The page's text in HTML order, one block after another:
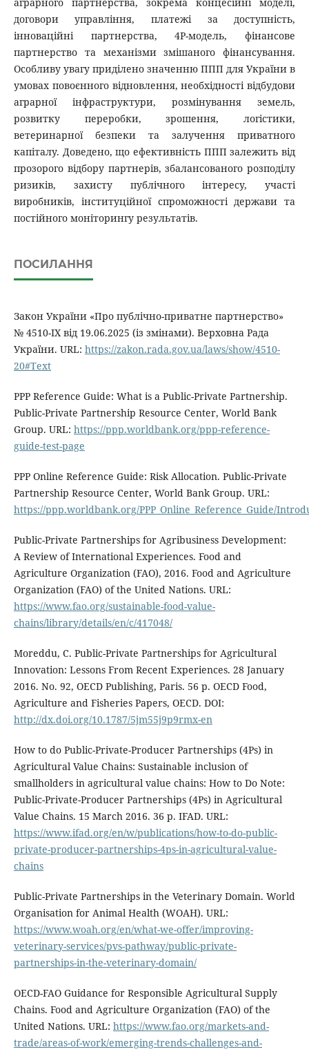
договори управління, платежі за доступність,
інноваційні партнерства, 4P-модель, фінансове
партнерство та механізми змішаного фінансування.
Особливу увагу приділено значенню ППП для України в
умовах повоєнного відновлення, необхідності відбудови
аграрної інфраструктури, розмінування земель,
розвитку переробки, зрошення, логістики,
ветеринарної безпеки та залучення приватного
капіталу. Доведено, що ефективність ППП залежить від
прозорого відбору партнерів, збалансованого розподілу
ризиків, захисту публічного інтересу, участі
виробників, інституційної спроможності держави та
постійного моніторингу результатів.
ПОСИЛАННЯ
Закон України «Про публічно-приватне партнерство»
№ 4510-IX від 19.06.2025 (із змінами). Верховна Рада
України. URL: https://zakon.rada.gov.ua/laws/show/4510-
20#Text
PPP Reference Guide: What is a Public-Private Partnership.
Public-Private Partnership Resource Center, World Bank
Group. URL: https://ppp.worldbank.org/ppp-reference-
guide-test-page
PPP Online Reference Guide: Risk Allocation. Public-Private
Partnership Resource Center, World Bank Group. URL:
https://ppp.worldbank.org/PPP_Online_Reference_Guide/
Public-Private Partnerships for Agribusiness Development:
A Review of International Experiences. Food and
Agriculture Organization (FAO), 2016. Food and Agriculture
Organization (FAO) of the United Nations. URL:
https://www.fao.org/sustainable-food-value-
chains/library/details/en/c/417048/
Moreddu, C. Public-Private Partnerships for Agricultural
Innovation: Lessons From Recent Experiences. 28 January
2016. No. 92, OECD Publishing, Paris. 56 p. OECD Food,
Agriculture and Fisheries Papers, OECD. DOI:
http://dx.doi.org/10.1787/5jm55j9p9rmx-en
How to do Public-Private-Producer Partnerships (4Ps) in
Agricultural Value Chains: Sustainable inclusion of
smallholders in agricultural value chains: How to Do Note:
Public-Private-Producer Partnerships (4Ps) in Agricultural
Value Chains. 15 March 2016. 36 p. IFAD. URL:
https://www.ifad.org/en/w/publications/how-to-do-public-
private-producer-partnerships-4ps-in-agricultural-value-
chains
Public-Private Partnerships in the Veterinary Domain. World
Organisation for Animal Health (WOAH). URL:
https://www.woah.org/en/what-we-offer/improving-
veterinary-services/pvs-pathway/public-private-
partnerships-in-the-veterinary-domain/
OECD-FAO Guidance for Responsible Agricultural Supply
Chains. Food and Agriculture Organization (FAO) of the
United Nations. URL: https://www.fao.org/markets-and-
trade/areas-of-work/emerging-trends-challenges-and-